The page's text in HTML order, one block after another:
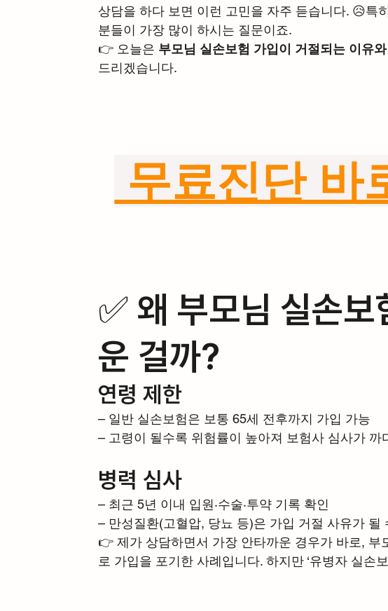
상담을 하다 보면 이런 고민을 자주 듣습니다. 😥특
분들이 가장 많이 하시는 질문이죠.
👉 오늘은 부모님 실손보험 가입이 거절되는 이유
드리겠습니다.
무료진단 바
✅ 왜 부모님 실손보
운 걸까?
연령 제한
– 일반 실손보험은 보통 65세 전후까지 가입 가능
– 고령이 될수록 위험률이 높아져 보험사 심사가 까
병력 심사
– 최근 5년 이내 입원·수술·투약 기록 확인
– 만성질환(고혈압, 당뇨 등)은 가입 거절 사유가 될
👉 제가 상담하면서 가장 안타까운 경우가 바로, 부
로 가입을 포기한 사례입니다. 하지만 ‘유병자 실손